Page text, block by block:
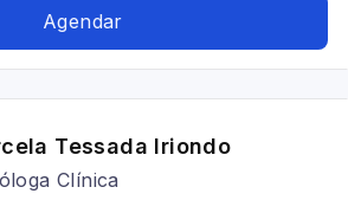
migratorio
Agendar
Tessada Iriondo
Clínica